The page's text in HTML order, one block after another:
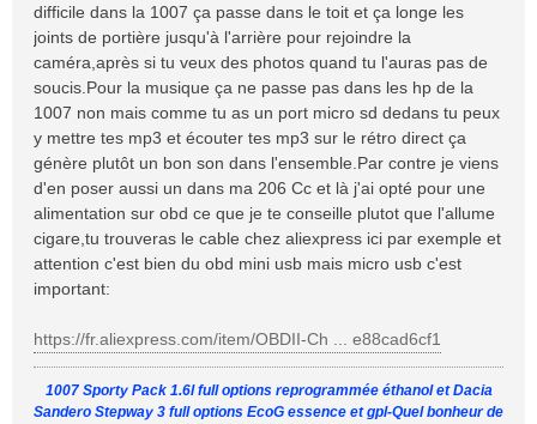
g
e
difficile dans la 1007 ça passe dans le toit et ça longe les
joints de portière jusqu'à l'arrière pour rejoindre la
caméra,après si tu veux des photos quand tu l'auras pas de
soucis.Pour la musique ça ne passe pas dans les hp de la
1007 non mais comme tu as un port micro sd dedans tu peux
y mettre tes mp3 et écouter tes mp3 sur le rétro direct ça
génère plutôt un bon son dans l'ensemble.Par contre je viens
d'en poser aussi un dans ma 206 Cc et là j'ai opté pour une
alimentation sur obd ce que je te conseille plutot que l'allume
cigare,tu trouveras le cable chez aliexpress ici par exemple et
attention c'est bien du obd mini usb mais micro usb c'est
important:
https://fr.aliexpress.com/item/OBDII-Ch ... e88cad6cf1
1007 Sporty Pack 1.6l full options reprogrammée éthanol et Dacia
Sandero Stepway 3 full options EcoG essence et gpl-Quel bonheur de